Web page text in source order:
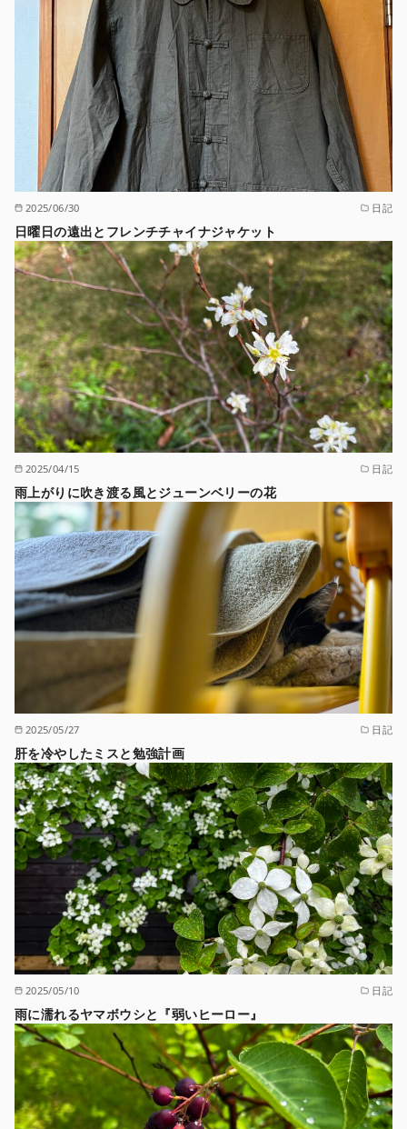
2025/06/30 日記
日曜日の遠出とフレンチチャイナジャケット
2025/04/15 日記
雨上がりに吹き渡る風とジューンベリーの花
2025/05/27 日記
肝を冷やしたミスと勉強計画
2025/05/10 日記
雨に濡れるヤマボウシと『弱いヒーロー』